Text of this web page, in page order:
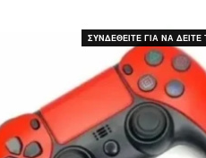
ΣΥΝΔΕΘΕΙΤΕ ΓΙΑ ΝΑ ΔΕΙΤΕ